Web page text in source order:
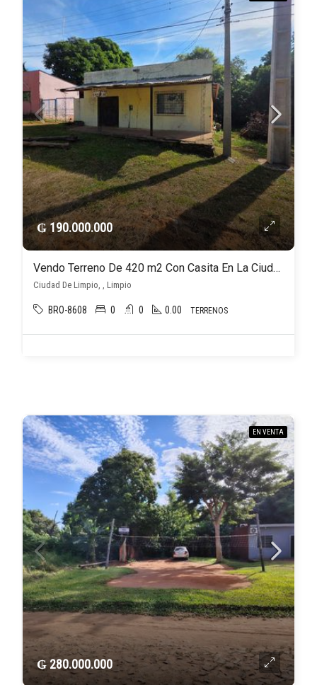
₲ 190.000.000
Vendo Terreno De 420 m2 Con Casita En La Ciudad De Limpio
Ciudad De Limpio, , Limpio
BRO-8608 0 0 0.00 TERRENOS
EN VENTA
₲ 280.000.000